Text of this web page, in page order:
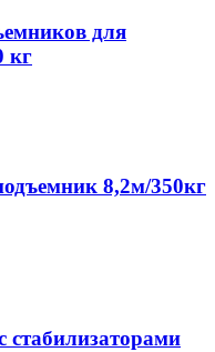
для
кг
8,2м/350кг
стабилизаторами